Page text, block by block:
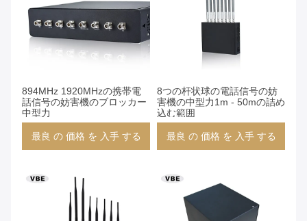
894MHz 1920MHzの携帯電
話信号の妨害機のブロッカー
中型力
最良 の 価格 を 入手 する
8つの杆状球の電話信号の妨
害機の中型力1m - 50mの詰め
込む範囲
最良 の 価格 を 入手 する